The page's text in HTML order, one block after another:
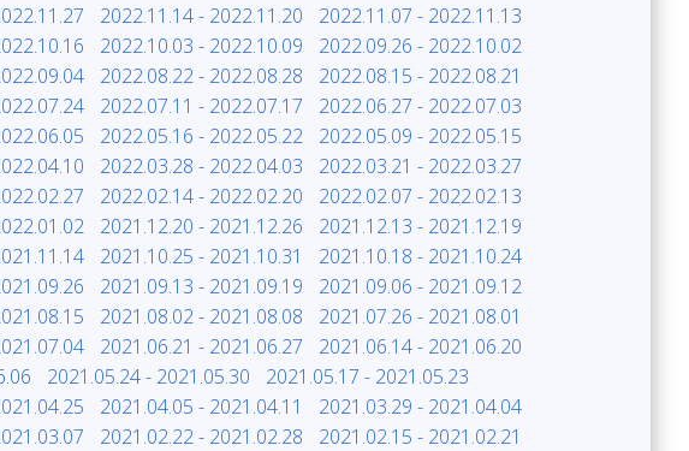
2022.11.14 - 2022.11.20
2022.11.07 - 2022.11.13
2022.10.03 - 2022.10.09
2022.09.26 - 2022.10.02
2022.08.22 - 2022.08.28
2022.08.15 - 2022.08.21
2022.07.11 - 2022.07.17
2022.06.27 - 2022.07.03
2022.05.16 - 2022.05.22
2022.05.09 - 2022.05.15
2022.03.28 - 2022.04.03
2022.03.21 - 2022.03.27
2022.02.14 - 2022.02.20
2022.02.07 - 2022.02.13
2021.12.20 - 2021.12.26
2021.12.13 - 2021.12.19
2021.10.25 - 2021.10.31
2021.10.18 - 2021.10.24
2021.09.13 - 2021.09.19
2021.09.06 - 2021.09.12
2021.08.02 - 2021.08.08
2021.07.26 - 2021.08.01
2021.06.21 - 2021.06.27
2021.06.14 - 2021.06.20
2021.05.24 - 2021.05.30
2021.05.17 - 2021.05.23
2021.04.05 - 2021.04.11
2021.03.29 - 2021.04.04
2021.02.22 - 2021.02.28
2021.02.15 - 2021.02.21